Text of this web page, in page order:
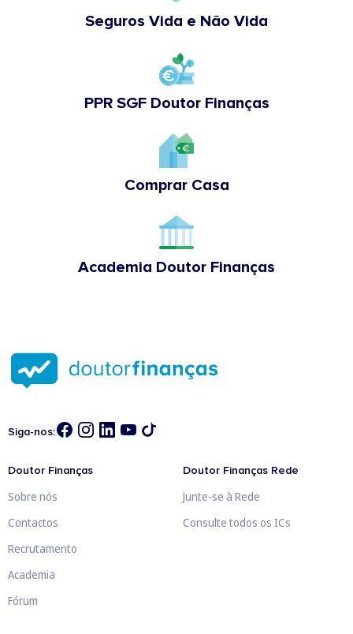
Seguros Vida e Não Vida
PPR SGF Doutor Finanças
Comprar Casa
Academia Doutor Finanças
Siga-nos:
Doutor Finanças
Sobre nós
Contactos
Recrutamento
Academia
Fórum
Doutor Finanças Rede
Junte-se à Rede
Consulte todos os ICs